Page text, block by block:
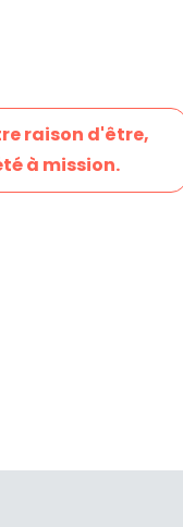
raison d'être,
à mission.